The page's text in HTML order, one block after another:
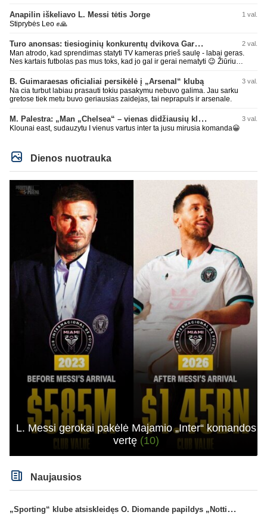
Anapilin iškeliavo L. Messi tėtis Jorge 1 val.
Stiprybės Leo ✊🙏
Turo anonsas: tiesioginių konkurentų dvikova Gargžduose 2 val.
Man atrodo, kad sprendimas statyti TV kameras prieš saulę - labai geras.
Nes kartais futbolas pas mus toks, kad jo gal ir gerai nematyti 😉 Žiūriu
kaip alaus butelys, kurį ką tik išmaukiau. Linkėjimai Tadui (slapyvardžiu „apie
nieką“), kuris kiek girdėjau, įpūtė akis varvinančių transliacijų dvasią 😀
B. Guimaraesas oficialiai persikėlė į „Arsenal“ klubą 3 val.
Na cia turbut labiau prasauti tokiu pasakymu nebuvo galima. Jau sarku
gretose tiek metu buvo geriausias zaidejas, tai neprapuls ir arsenale.
M. Palestra: „Man „Chelsea“ – vienas didžiausių klubų futbole“ 3 val.
Klounai east, sudauzytu I vienus vartus inter ta jusu mirusia komanda😀
Dienos nuotrauka
L. Messi gerokai pakėlė Majamio „Inter“ komandos
vertę (10)
Naujausios
„Sporting“ klube atsiskleidęs O. Diomande papildys „Nottingham“ gretas